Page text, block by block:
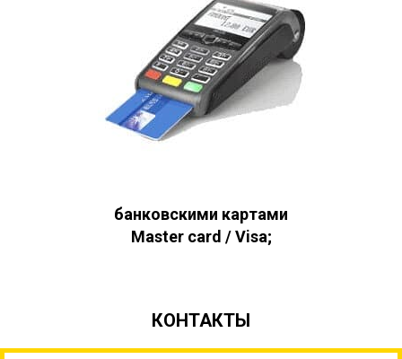
банковскими картами
Master card / Visa;
КОНТАКТЫ